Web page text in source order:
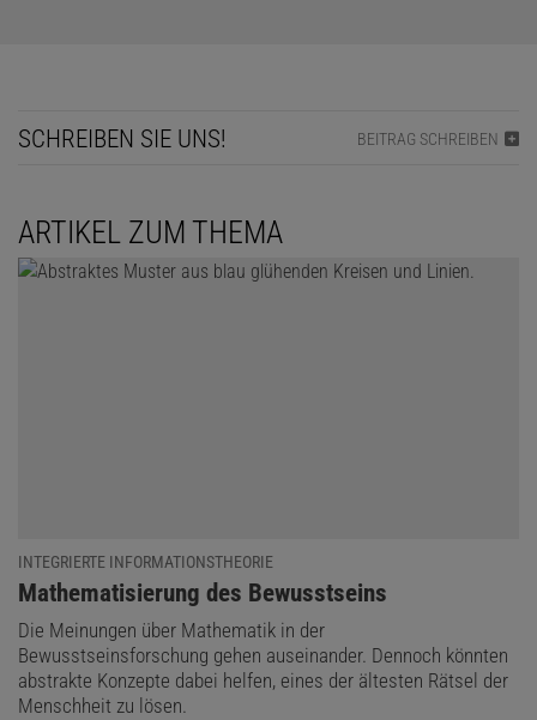
LÖSUNG ANZEIGEN
Diesen Artikel empfehlen:
SCHREIBEN SIE UNS! BEITRAG SCHREIBEN
ARTIKEL ZUM THEMA
INTEGRIERTE INFORMATIONSTHEORIE
:
Mathematisierung des Bewusstseins
Die Meinungen über Mathematik in der
Bewusstseinsforschung gehen auseinander. Dennoch könnten
abstrakte Konzepte dabei helfen, eines der ältesten Rätsel der
Menschheit zu lösen.